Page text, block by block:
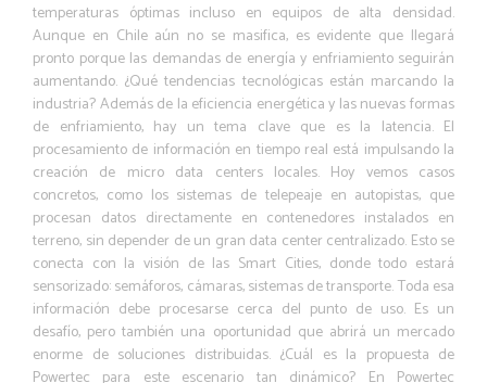
temperaturas óptimas incluso en equipos de alta densidad.
Aunque en Chile aún no se masifica, es evidente que llegará
pronto porque las demandas de energía y enfriamiento seguirán
aumentando. ¿Qué tendencias tecnológicas están marcando la
industria? Además de la eficiencia energética y las nuevas formas
de enfriamiento, hay un tema clave que es la latencia. El
procesamiento de información en tiempo real está impulsando la
creación de micro data centers locales. Hoy vemos casos
concretos, como los sistemas de telepeaje en autopistas, que
procesan datos directamente en contenedores instalados en
terreno, sin depender de un gran data center centralizado. Esto se
conecta con la visión de las Smart Cities, donde todo estará
sensorizado: semáforos, cámaras, sistemas de transporte. Toda esa
información debe procesarse cerca del punto de uso. Es un
desafío, pero también una oportunidad que abrirá un mercado
enorme de soluciones distribuidas. ¿Cuál es la propuesta de